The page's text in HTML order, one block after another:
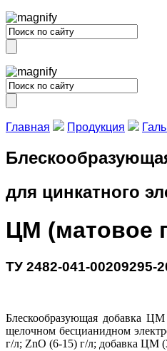
Главная Продукция
для цинкатного
ЦМ (матовое
ТУ 2482-041-00209295-
Блескообразующая добавка
щелочном бесцианидном
г/л; ZnO (6-15) г/л; добавка ЦМ